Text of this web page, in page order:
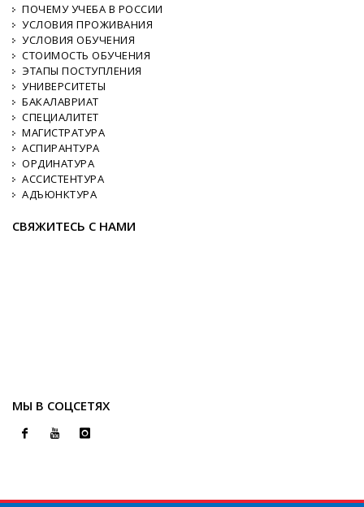
ПОЧЕМУ УЧЕБА В РОССИИ
УСЛОВИЯ ПРОЖИВАНИЯ
УСЛОВИЯ ОБУЧЕНИЯ
СТОИМОСТЬ ОБУЧЕНИЯ
ЭТАПЫ ПОСТУПЛЕНИЯ
УНИВЕРСИТЕТЫ
БАКАЛАВРИАТ
СПЕЦИАЛИТЕТ
МАГИСТРАТУРА
АСПИРАНТУРА
ОРДИНАТУРА
АССИСТЕНТУРА
АДЪЮНКТУРА
СВЯЖИТЕСЬ С НАМИ
МЫ В СОЦСЕТЯХ